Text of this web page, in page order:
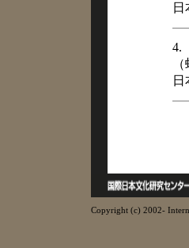
4.
Copyright (c) 2002-